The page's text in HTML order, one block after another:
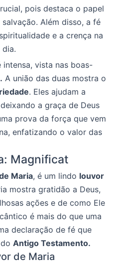
pois destaca o papel
Além disso, a fé
e a crença na
dia.
intensa, vista nas boas-
A união das duas mostra o
. Eles ajudam a
a graça de Deus
prova da força que vem
enfatizando o valor das
Magnificat
Maria, é um lindo louvor
mostra gratidão a Deus,
ações e de como Ele
é mais do que uma
declaração de fé que
Antigo Testamento.
de Maria